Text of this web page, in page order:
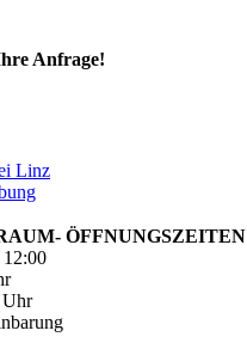
Anfrage!
Linz
ÖFFNUNGSZEITEN
Uhr